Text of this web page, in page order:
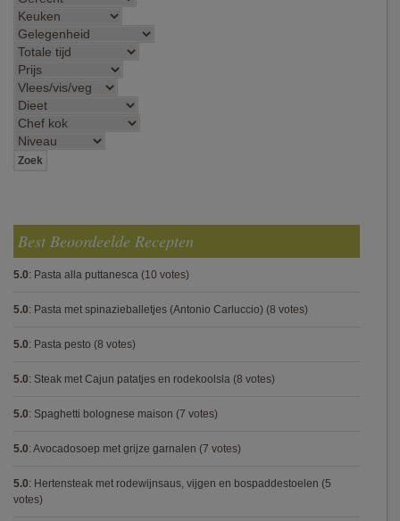
Best Beoordeelde Recepten
5.0: Pasta alla puttanesca (10 votes)
5.0: Pasta met spinazieballetjes (Antonio Carluccio) (8 votes)
5.0: Pasta pesto (8 votes)
5.0: Steak met Cajun patatjes en rodekoolsla (8 votes)
5.0: Spaghetti bolognese maison (7 votes)
5.0: Avocadosoep met grijze garnalen (7 votes)
5.0: Hertensteak met rodewijnsaus, vijgen en bospaddestoelen (5
votes)